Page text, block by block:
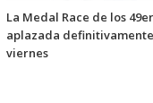
La Medal Race de los
aplazada
viernes